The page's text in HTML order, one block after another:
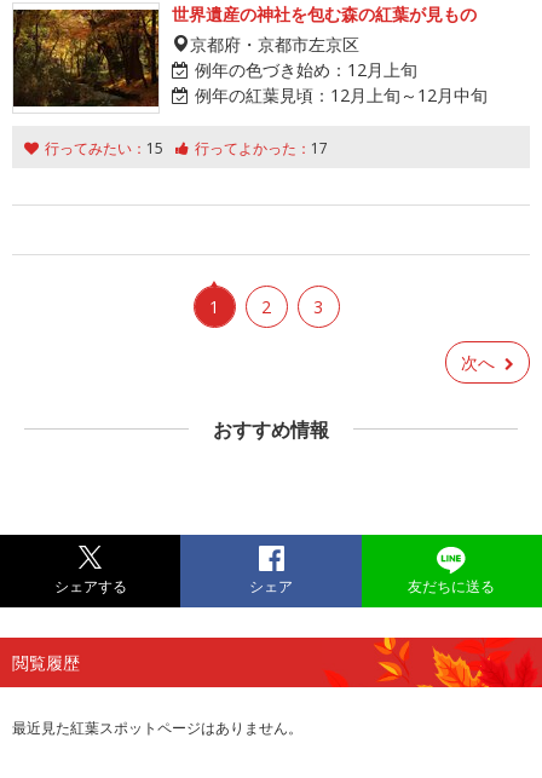
世界遺産の神社を包む森の紅葉が見もの
京都府・京都市左京区
例年の色づき始め： 12月上旬
例年の紅葉見頃： 12月上旬～12月中旬
行ってみたい： 15 行ってよかった： 17
1 2 3
次へ
おすすめ情報
シェアする シェア 友だちに送る
閲覧履歴
最近見た紅葉スポットページはありません。